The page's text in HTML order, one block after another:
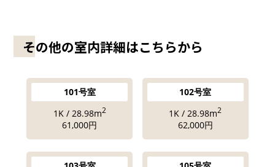
その他の室内詳細はこちらから
101号室
1K / 28.98m2
61,000円
102号室
1K / 28.98m2
62,000円